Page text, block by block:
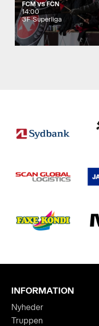
FCMVS FCN
14:00
3F Superliga
INFORMATION
Nyheder
Truppen